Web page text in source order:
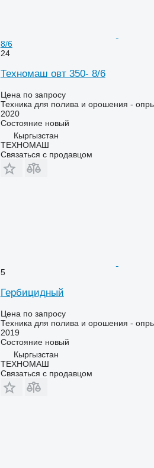
8/6
24
Техномаш овт 350- 8/6
Цена по запросу
Техника для полива и орошения -
2020
Состояниеновый
Кыргызстан
ТЕХНОМАШ
Связаться с продавцом
5
Гербицидный
Цена по запросу
Техника для полива и орошения -
2019
Состояниеновый
Кыргызстан
ТЕХНОМАШ
Связаться с продавцом